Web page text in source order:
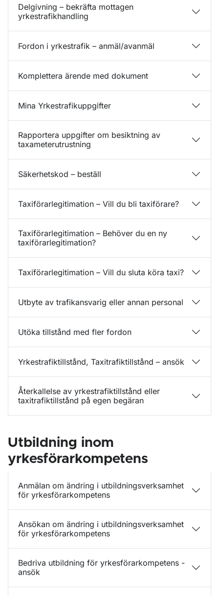
Delgivning – bekräfta mottagen
yrkestrafikhandling
Fordon i yrkestrafik – anmäl/avanmäl
Komplettera ärende med dokument
Mina Yrkestrafikuppgifter
Rapportera uppgifter om besiktning av
taxameterutrustning
Säkerhetskod – beställ
Taxiförarlegitimation – Vill du bli taxiförare?
Taxiförarlegitimation – Behöver du en ny
taxiförarlegitimation?
Taxiförarlegitimation – Vill du sluta köra taxi?
Utbyte av trafikansvarig eller annan personal
Utöka tillstånd med fler fordon
Yrkestrafiktillstånd, Taxitrafiktillstånd – ansök
Återkallelse av yrkestrafiktillstånd eller
taxitrafiktillstånd på egen begäran
Utbildning inom
yrkesförarkompetens
Anmälan om ändring i utbildningsverksamhet
för yrkesförarkompetens
Ansökan om ändring i utbildningsverksamhet
för yrkesförarkompetens
Bedriva utbildning för yrkesförarkompetens -
ansök